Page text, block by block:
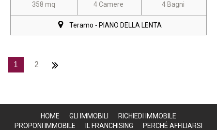
358 mq 4 Camere 4 Bagni
Teramo - PIANO DELLA LENTA
1 2
HOME GLI IMMOBILI
RICHIEDI IMMOBILE
PROPONI IMMOBILE
IL FRANCHISING
PERCHÉ AFFILIARSI